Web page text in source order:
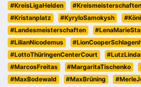
#KreisLigaHelden
#Kreismeisterschaften
#Kristanplatz
#KyryloSamokysh
#Landesmeisterschaften
#LilianNicodemus
#LottoThüringenCenterCourt
#MarcosFreitas
#MargaritaTischenko
#MaxBodewald
#MaxBrüning